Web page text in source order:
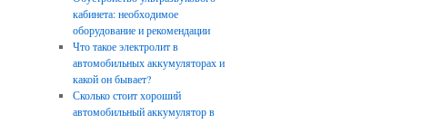
кабинета: необходимое
оборудование и рекомендации
Что такое электролит в
автомобильных аккумуляторах и
какой он бывает?
Сколько стоит хороший
автомобильный аккумулятор в